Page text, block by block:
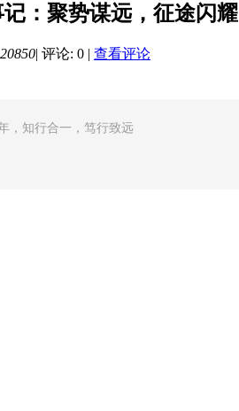
：聚势谋远，征途闪耀
20850| 评论: 0 | 查看评论
，知行合一，笃行致远